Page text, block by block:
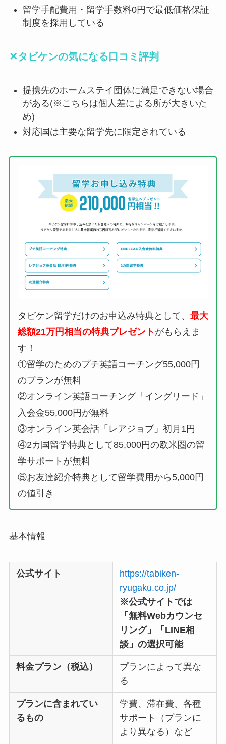
留学手配費用・留学手数料0円で最低価格保証
制度を採用している
✕タビケンの気になる口コミ評判
提携先のホームステイ団体に満足できない場合
がある(※こちらは個人差による所が大きいた
め)
対応国は主要な留学先に限定されている
タビケン留学だけのお申込み特典として、 最大
総額21万円相当の特典プレゼント がもらえま
す！
①留学のためのプチ英語コーチング55,000円
のプランが無料
②オンライン英語コーチング「イングリード」
入会金55,000円が無料
③オンライン英会話「レアジョブ」初月1円
④2カ国留学特典として85,000円の欧米圏の留
学サポートが無料
⑤お友達紹介特典として留学費用から5,000円
の値引き
基本情報
公式サイト
https://tabiken-
ryugaku.co.jp/
※公式サイトでは
「無料Webカウンセ
リング」「LINE相
談」の選択可能
料金プラン（税込）
プランによって異な
る
プランに含まれてい
るもの
学費、滞在費、各種
サポート（プランに
より異なる）など